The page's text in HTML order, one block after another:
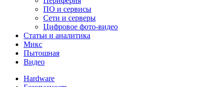
ПО и сервисы
Сети и серверы
Цифровое фото-видео
Статьи и аналитика
Микс
Пытошная
Видео
Hardware